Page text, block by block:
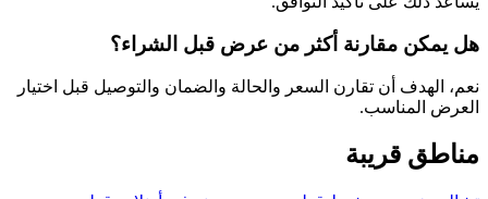
هل يمكن مقارنة أكثر من عرض قبل الشراء؟
نعم، الهدف أن تقارن السعر والحالة والضمان والتوصيل قبل اختيار
العرض المناسب.
مناطق قريبة